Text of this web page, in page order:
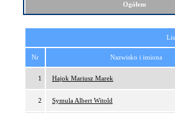
Ogółem
Nr Nazwisko i imiona
1 Hajok Mariusz Marek
2 Symula Albert Witold